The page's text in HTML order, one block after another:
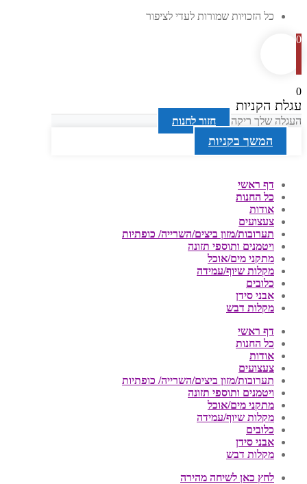
כל הזכויות שמורות לעדי לציפור
0
0
עגלת הקניות
העגלה שלך ריקה חזור לחנות
המשך בקניות
דף ראשי
כל החנות
אודות
צעצועים
תערובות/מזון ביצים/השרייה/ כופתיות
ויטמנים ותוספי תזונה
מתקני מים/אוכל
מקלות שיוף/עמידה
כלובים
אבני סידן
מקלות דבש
דף ראשי
כל החנות
אודות
צעצועים
תערובות/מזון ביצים/השרייה/ כופתיות
ויטמנים ותוספי תזונה
מתקני מים/אוכל
מקלות שיוף/עמידה
כלובים
אבני סידן
מקלות דבש
לחץ כאן לשיחה מהירה